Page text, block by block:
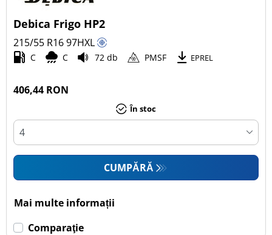
Debica Frigo HP2
215/55 R1697HXL
C C 72 db PMSF EPREL
406,44 RON
În stoc
CUMPĂRĂ
Mai multe informații
Comparaţie